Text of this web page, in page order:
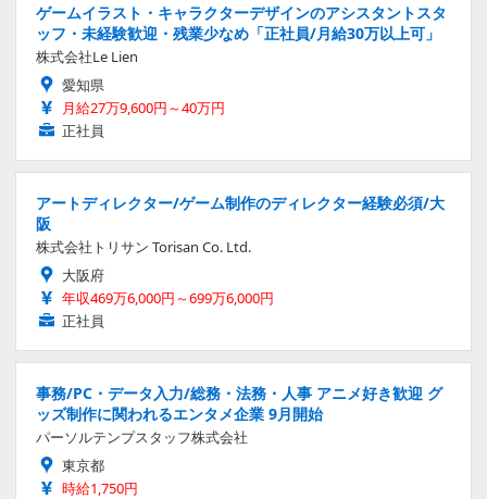
ゲームイラスト・キャラクターデザインのアシスタントスタ
ッフ・未経験歓迎・残業少なめ「正社員/月給30万以上可」
株式会社Le Lien
愛知県
月給27万9,600円～40万円
正社員
アートディレクター/ゲーム制作のディレクター経験必須/大
阪
株式会社トリサン Torisan Co. Ltd.
大阪府
年収469万6,000円～699万6,000円
正社員
事務/PC・データ入力/総務・法務・人事 アニメ好き歓迎 グ
ッズ制作に関われるエンタメ企業 9月開始
パーソルテンプスタッフ株式会社
東京都
時給1,750円